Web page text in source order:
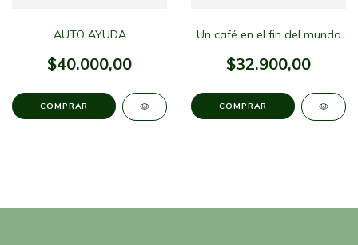
AUTO AYUDA
$40.000,00
Un café en el fin del mundo
$32.900,00